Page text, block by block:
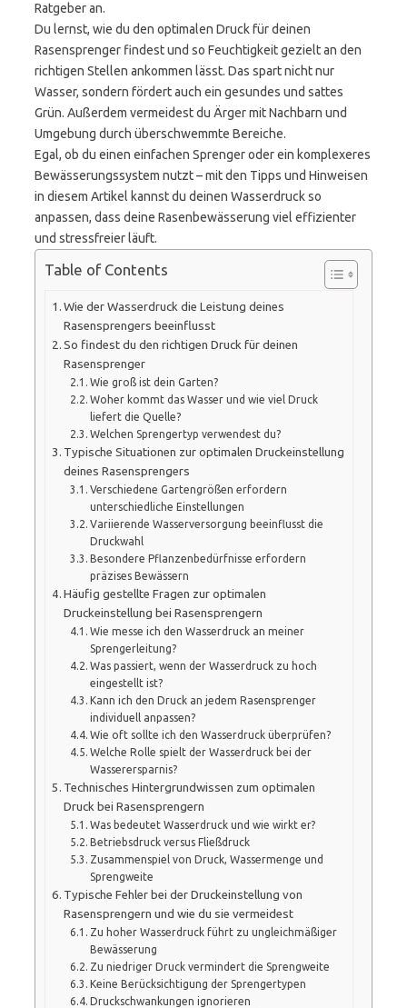
Ratgeber an.
Du lernst, wie du den optimalen Druck für deinen
Rasensprenger findest und so Feuchtigkeit gezielt an den
richtigen Stellen ankommen lässt. Das spart nicht nur
Wasser, sondern fördert auch ein gesundes und sattes
Grün. Außerdem vermeidest du Ärger mit Nachbarn und
Umgebung durch überschwemmte Bereiche.
Egal, ob du einen einfachen Sprenger oder ein komplexeres
Bewässerungssystem nutzt – mit den Tipps und Hinweisen
in diesem Artikel kannst du deinen Wasserdruck so
anpassen, dass deine Rasenbewässerung viel effizienter
und stressfreier läuft.
Table of Contents
Wie der Wasserdruck die Leistung deines
Rasensprengers beeinflusst
So findest du den richtigen Druck für deinen
Rasensprenger
Wie groß ist dein Garten?
Woher kommt das Wasser und wie viel Druck
liefert die Quelle?
Welchen Sprengertyp verwendest du?
Typische Situationen zur optimalen Druckeinstellung
deines Rasensprengers
Verschiedene Gartengrößen erfordern
unterschiedliche Einstellungen
Variierende Wasserversorgung beeinflusst die
Druckwahl
Besondere Pflanzenbedürfnisse erfordern
präzises Bewässern
Häufig gestellte Fragen zur optimalen
Druckeinstellung bei Rasensprengern
Wie messe ich den Wasserdruck an meiner
Sprengerleitung?
Was passiert, wenn der Wasserdruck zu hoch
eingestellt ist?
Kann ich den Druck an jedem Rasensprenger
individuell anpassen?
Wie oft sollte ich den Wasserdruck überprüfen?
Welche Rolle spielt der Wasserdruck bei der
Wasserersparnis?
Technisches Hintergrundwissen zum optimalen
Druck bei Rasensprengern
Was bedeutet Wasserdruck und wie wirkt er?
Betriebsdruck versus Fließdruck
Zusammenspiel von Druck, Wassermenge und
Sprengweite
Typische Fehler bei der Druckeinstellung von
Rasensprengern und wie du sie vermeidest
Zu hoher Wasserdruck führt zu ungleichmäßiger
Bewässerung
Zu niedriger Druck vermindert die Sprengweite
Keine Berücksichtigung der Sprengertypen
Druckschwankungen ignorieren